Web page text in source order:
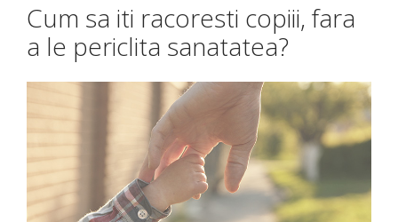
Cum sa iti racoresti copiii, fara
a le periclita sanatatea?